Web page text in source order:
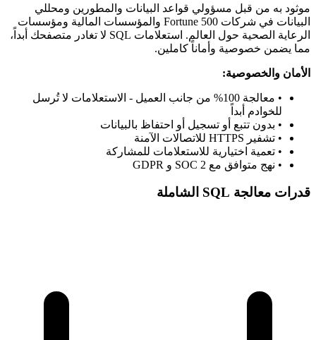
موثود به من قبل مسؤولي قواعد البيانات والمطورين ومحللي
البيانات في شركات Fortune 500 والمؤسسات المالية ومؤسسات
الرعاية الصحية حول العالم. استعلامات SQL لا تغادر متصفحك أبداً،
مما يضمن خصوصية وأماناً كاملين.
الأمان والخصوصية:
• معالجة 100% من جانب العميل - الاستعلامات لا تُرسل
للخوادم أبداً
• بدون تتبع أو تسجيل أو احتفاظ بالبيانات
• تشفير HTTPS للاتصالات الآمنة
• تعمية اختيارية للاستعلامات للمشاركة
• نهج متوافق مع SOC 2 و GDPR
قدرات معالجة SQL الشاملة